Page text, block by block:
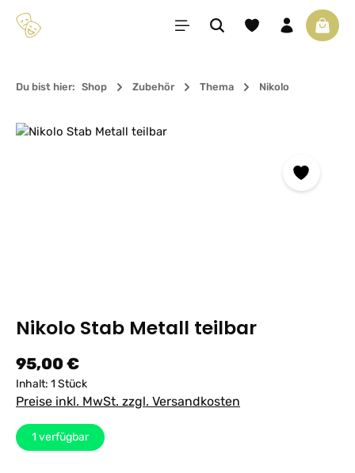
Zum Hauptinhalt springen Du hast 0 Produkte
Du bist hier: Shop Zubehör Thema Nikolo
Bildergalerie überspringen
Nikolo Stab Metall teilbar
Regulärer Preis:
95,00 €
Inhalt: 1 Stück
Preise inkl. MwSt. zzgl. Versandkosten
1 verfügbar